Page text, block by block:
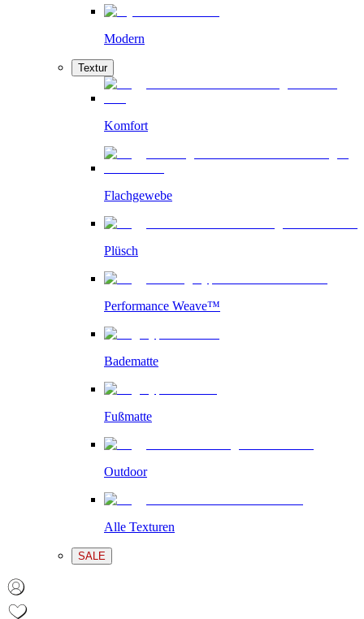
Modern
Textur
Komfort
Flachgewebe
Plüsch
Performance Weave™
Badematte
Fußmatte
Outdoor
Alle Texturen
SALE